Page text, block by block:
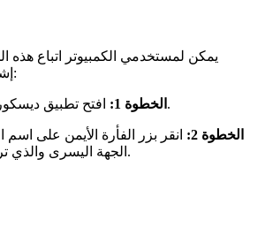
يمكن لمستخدمي الكمبيوتر اتباع هذه
إشعارات مستخدم معين:
الخطوة 1: افتح تطبيق ديسكورد على جهاز الكمبيوتر.
الخطوة 2:
انقر بزر الفأرة الأيمن على
الجهة اليسرى والذي ترغب في كتم إشعاراته.